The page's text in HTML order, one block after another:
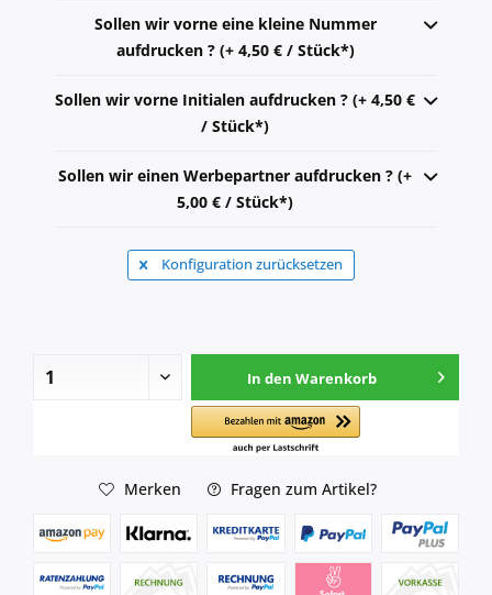
Sollen wir vorne eine kleine Nummer
aufdrucken ? (+ 4,50 € / Stück*)
Sollen wir vorne Initialen aufdrucken ? (+ 4,50 €
/ Stück*)
Sollen wir einen Werbepartner aufdrucken ? (+
5,00 € / Stück*)
Konfiguration zurücksetzen
In den Warenkorb
Merken Fragen zum Artikel?